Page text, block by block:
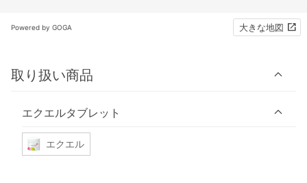
Powered by GOGA 大きな地図
取り扱い商品
エクエルタブレット
エクエル